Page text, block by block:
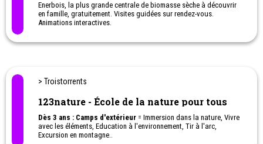
Enerbois, la plus grande centrale de biomasse sèche à découvrir
en famille, gratuitement. Visites guidées sur rendez-vous.
Animations interactives.
> Troistorrents
123nature - École de la nature pour tous
Dès 3 ans : Camps d'extérieur = Immersion dans la nature, Vivre
avec les éléments, Education à l'environnement, Tir à l'arc,
Excursion en montagne..